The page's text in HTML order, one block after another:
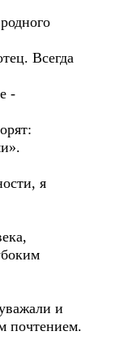
Всегда
-
я
и
почтением.